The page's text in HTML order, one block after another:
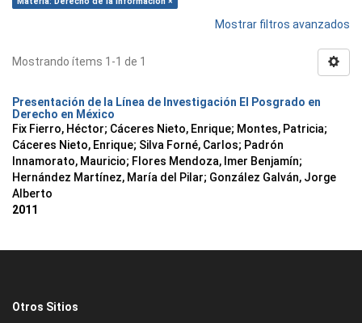
Mostrar filtros avanzados
Mostrando ítems 1-1 de 1
Presentación de la Línea de Investigación El Posgrado en
Derecho en México
Fix Fierro, Héctor; Cáceres Nieto, Enrique; Montes, Patricia;
Cáceres Nieto, Enrique; Silva Forné, Carlos; Padrón
Innamorato, Mauricio; Flores Mendoza, Imer Benjamín;
Hernández Martínez, María del Pilar; González Galván, Jorge
Alberto
2011
Otros Sitios